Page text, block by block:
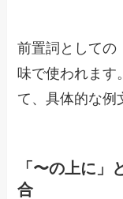
前置詞としての
味で使われます
て、具体的な例
「〜の上に
合